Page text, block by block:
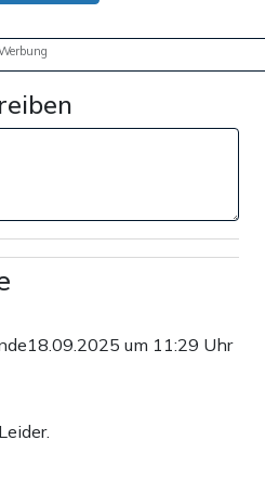
18.09.2025 um 11:29 Uhr